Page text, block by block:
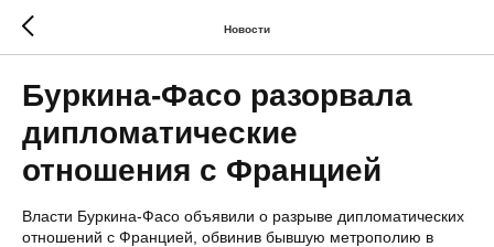
Новости
Буркина-Фасо разорвала
дипломатические
отношения с Францией
Власти Буркина-Фасо объявили о разрыве дипломатических
отношений с Францией, обвинив бывшую метрополию в